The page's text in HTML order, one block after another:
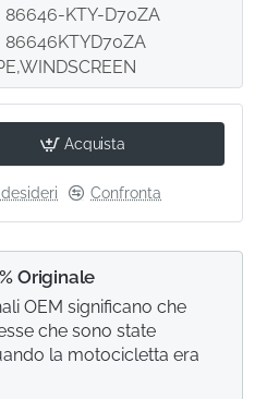
86646-KTY-D70ZA
86646KTYD70ZA
Acquista
Confronta
Originale
OEM significano che
che sono state
la motocicletta era